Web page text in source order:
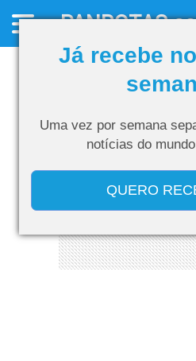
Já recebe
Uma vez por semana
notícias do
QUERO
PANROTAS